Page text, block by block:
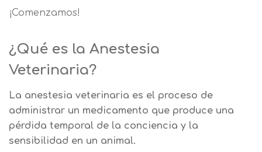
¡Comenzamos!
¿Qué es la Anestesia
Veterinaria?
La anestesia veterinaria es el proceso de
administrar un medicamento que produce una
pérdida temporal de la conciencia y la
sensibilidad en un animal.